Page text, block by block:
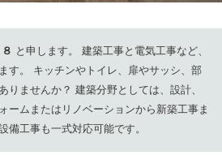
と申します。
建築工事と電気工事など、
す。
キッチンやトイレ、扉やサッシ、部
りませんか？ 建築分野としては、設計、
ームまたはリノベーションから新築工事ま
備工事も一式対応可能です。